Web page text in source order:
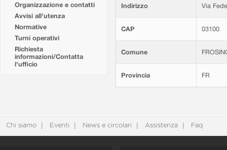
Organizzazione e contatti
Avvisi all'utenza
Normative
Turni operativi
Richiesta
informazioni/Contatta
l'ufficio
Indirizzo Via
CAP 03100
Comune
Provincia FR
Chi siamo Eventi News e circolari Assistenza Faq